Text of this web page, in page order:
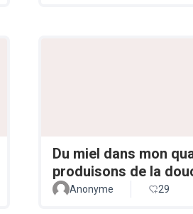
Du miel dans mon
produisons de la
Anonyme 29